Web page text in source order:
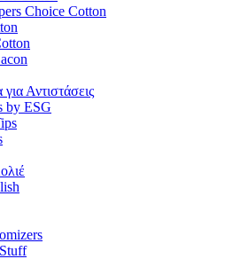
Choice Cotton
Αντιστάσεις
by ESG